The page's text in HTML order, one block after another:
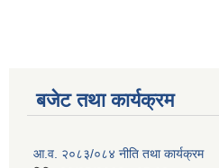
बजेट तथा कार्यक्रम
आ.व. २०८३/०८४ नीति तथा कार्यक्रम